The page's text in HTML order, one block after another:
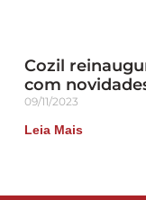
Cozil
com
09/11/2023
Leia Mais